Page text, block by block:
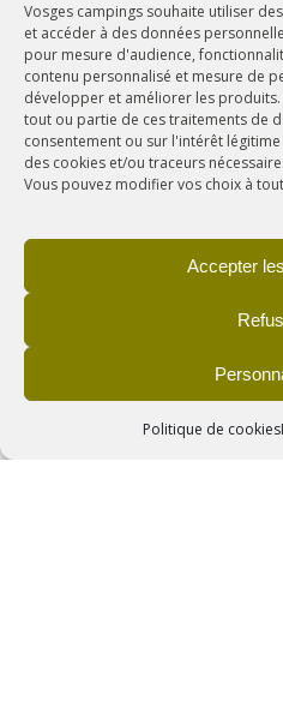
Vosges campings souhaite utiliser
et accéder à des données
pour mesure d'audience,
contenu personnalisé et mesure de
développer et améliorer les
tout ou partie de ces traitements de
consentement ou sur l'intérêt
des cookies et/ou traceurs
Vous pouvez modifier vos choix à
Accepter
Politique de cookies
DÉCOUVREZ
yourte
CAMPING DE